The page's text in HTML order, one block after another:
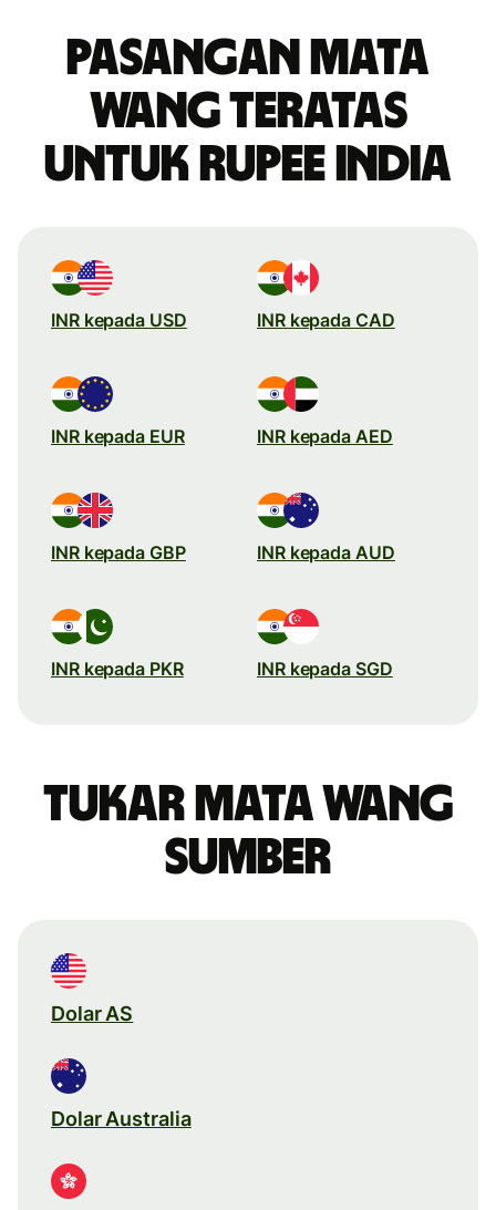
Pasangan mata
wang teratas
untuk rupee India
INR kepada USD INR kepada CAD
INR kepada EUR INR kepada AED
INR kepada GBP INR kepada AUD
INR kepada PKR INR kepada SGD
Tukar mata wang
sumber
Dolar AS
Dolar Australia